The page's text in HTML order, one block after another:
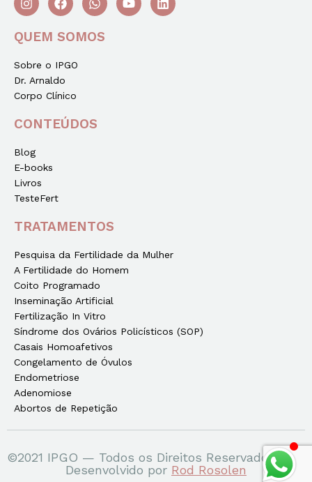
QUEM SOMOS
Sobre o IPGO
Dr. Arnaldo
Corpo Clínico
CONTEÚDOS
Blog
E-books
Livros
TesteFert
TRATAMENTOS
Pesquisa da Fertilidade da Mulher
A Fertilidade do Homem
Coito Programado
Inseminação Artificial
Fertilização In Vitro
Síndrome dos Ovários Policísticos (SOP)
Casais Homoafetivos
Congelamento de Óvulos
Endometriose
Adenomiose
Abortos de Repetição
©2021 IPGO — Todos os Direitos Reservados
Desenvolvido por Rod Rosolen